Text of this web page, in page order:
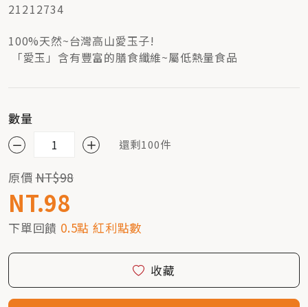
21212734
100%天然~台灣高山愛玉子!
「愛玉」含有豐富的膳食纖維~屬低熱量食品
數量
還剩100件
原價NT$98
NT.98
下單回饋 0.5點 紅利點數
收藏